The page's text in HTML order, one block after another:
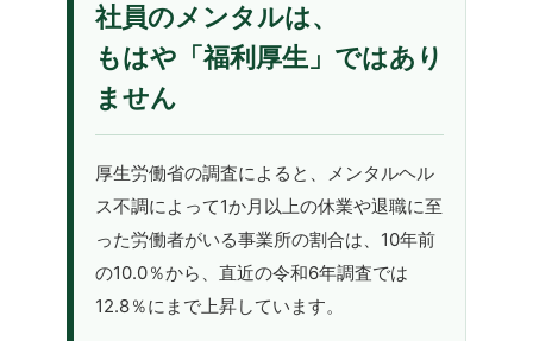
社員のメンタルは、
もはや「福利厚生」ではあり
ません
厚生労働省の調査によると、メンタルヘル
ス不調によって1か月以上の休業や退職に至
った労働者がいる事業所の割合は、10年前
の10.0％から、直近の令和6年調査では
12.8％にまで上昇しています。